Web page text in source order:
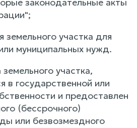
земельного участка для
муниципальных нужд.
участка,
в государственной или
и предоставлен
(бессрочного)
или безвозмездного